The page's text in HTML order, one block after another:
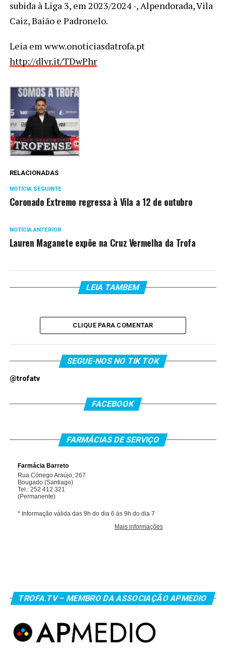
subida à Liga 3, em 2023/2024 -, Alpendorada, Vila
Caiz, Baião e Padronelo.
Leia em www.onoticiasdatrofa.pt
http://dlvr.it/TDwPhr
RELACIONADAS
NOTÍCIA SEGUINTE
Coronado Extremo regressa à Vila a 12 de outubro
NOTÍCIA ANTERIOR
Lauren Maganete expõe na Cruz Vermelha da Trofa
LEIA TAMBEM
CLIQUE PARA COMENTAR
SEGUE-NOS NO TIK TOK
@trofatv
FACEBOOK
FARMÁCIAS DE SERVIÇO
TROFA.TV – MEMBRO DA ASSOCIAÇÃO APMEDIO